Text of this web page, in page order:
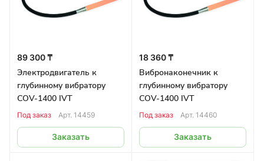
89 300 ₸
Электродвигатель к
глубинному вибратору
COV-1400 IVT
Под заказ Арт. 14459
Заказать
18 360 ₸
Вибронаконечник к
глубинному вибратору
COV-1400 IVT
Под заказ Арт. 14460
Заказать